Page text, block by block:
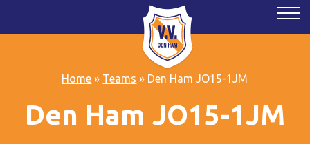
Home » Teams » Den Ham JO15-1JM
Den Ham JO15-1JM